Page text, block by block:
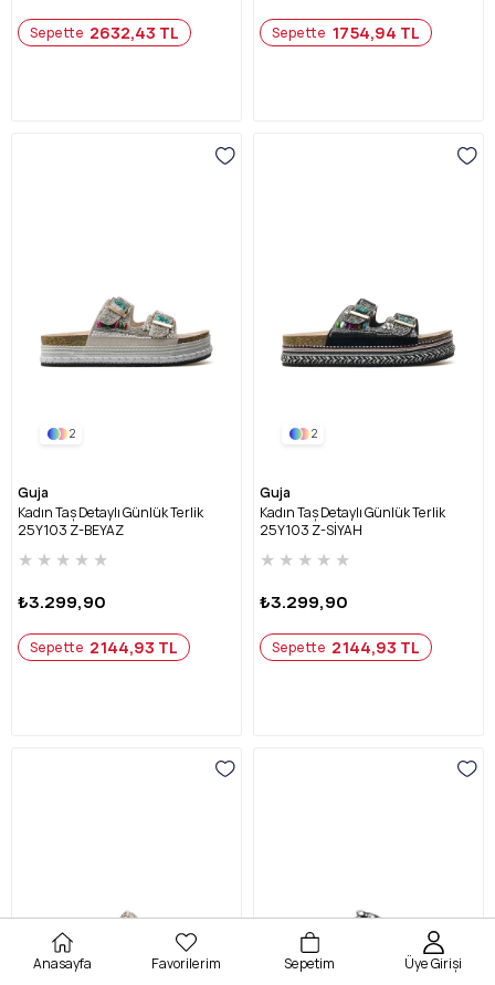
Sepette 2632,43 TL Sepette 1754,94 TL
2
Guja
Kadın Taş Detaylı Günlük Terlik
25Y103 Z-BEYAZ
★ ★ ★ ★ ★
₺3.299,90
Sepette 2144,93 TL
2
Guja
Kadın Taş Detaylı Günlük Terlik
25Y103 Z-SİYAH
★ ★ ★ ★ ★
₺3.299,90
Sepette 2144,93 TL
Anasayfa Favorilerim Sepetim Üye Girişi